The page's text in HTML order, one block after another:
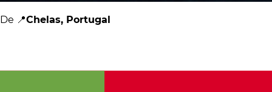
De 📍Chelas, Portugal